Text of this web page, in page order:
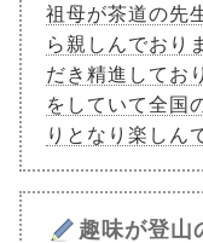
祖母が茶道の先
ら親しんでおり
だき精進してお
をしていて全国
りとなり楽しん
趣味が登山